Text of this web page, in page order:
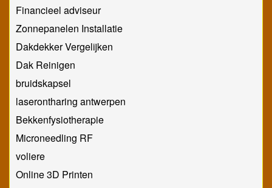
Financieel adviseur
Zonnepanelen Installatie
Dakdekker Vergelijken
Dak Reinigen
bruidskapsel
laserontharing antwerpen
Bekkenfysiotherapie
Microneedling RF
voliere
Online 3D Printen